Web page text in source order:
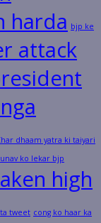
harda bjp ke
attack
dhaam yatra ki taiyari
ko lekar bjp
high
tweet cong ko haar ka